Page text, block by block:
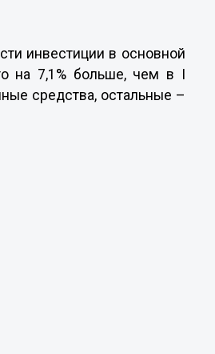
инвестиции в основной
на 7,1% больше, чем в I
средства, остальные –